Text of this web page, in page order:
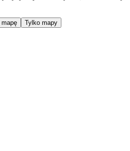
Tylko mapy